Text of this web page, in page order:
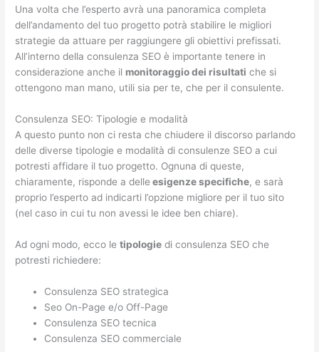
Una volta che l’esperto avrà una panoramica completa
dell’andamento del tuo progetto potrà stabilire le migliori
strategie da attuare per raggiungere gli obiettivi prefissati.
All’interno della consulenza SEO è importante tenere in
considerazione anche il monitoraggio dei risultati che si
ottengono man mano, utili sia per te, che per il consulente.
Consulenza SEO: Tipologie e modalità
A questo punto non ci resta che chiudere il discorso parlando
delle diverse tipologie e modalità di consulenze SEO a cui
potresti affidare il tuo progetto. Ognuna di queste,
chiaramente, risponde a delle esigenze specifiche, e sarà
proprio l’esperto ad indicarti l’opzione migliore per il tuo sito
(nel caso in cui tu non avessi le idee ben chiare).
Ad ogni modo, ecco letipologie di consulenza SEO che
potresti richiedere:
Consulenza SEO strategica
Seo On-Page e/o Off-Page
Consulenza SEO tecnica
Consulenza SEO commerciale